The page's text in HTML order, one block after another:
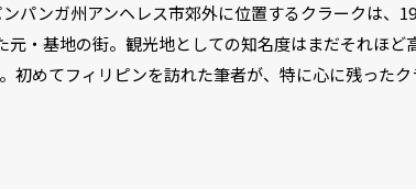
パンガ州アンヘレス市郊外に位置するクラークは、
・基地の街。観光地としての知名度はまだそれほど
初めてフィリピンを訪れた筆者が、特に心に残った